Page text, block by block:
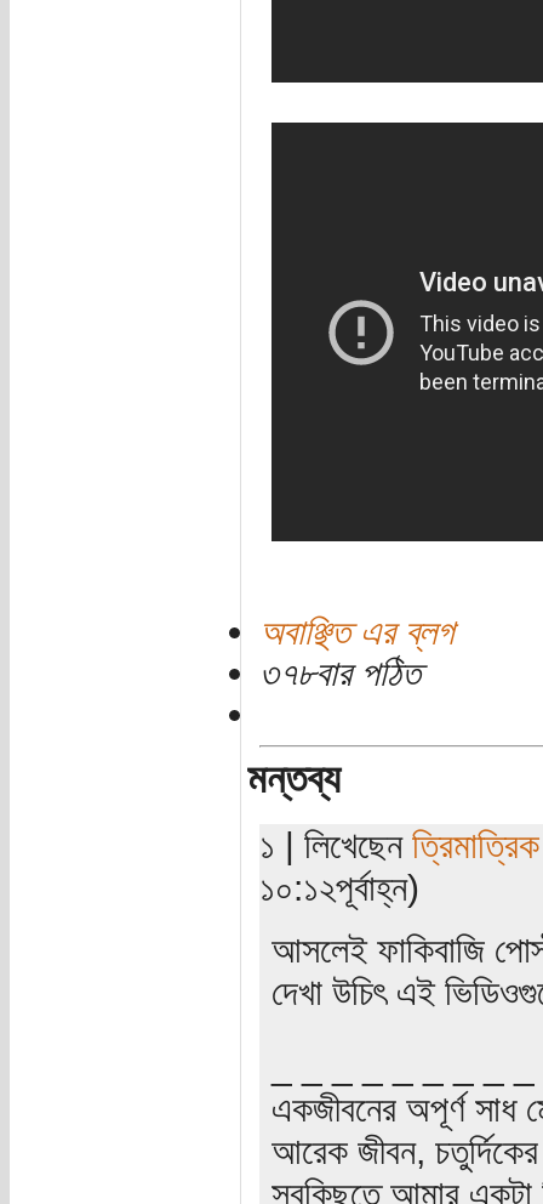
অবাঞ্ছিত এর ব্লগ
৩৭৮বার পঠিত
মন্তব্য
১ | লিখেছেন
১০:১২পূর্বাহ্ন)
আসলেই ফাকিবাজি
দেখা উচিৎ এই
একজীবনের অপূর্ণ সাধ
আরেক জীবন, চতুর্দিকের
সবকিছুতে আমার একটা